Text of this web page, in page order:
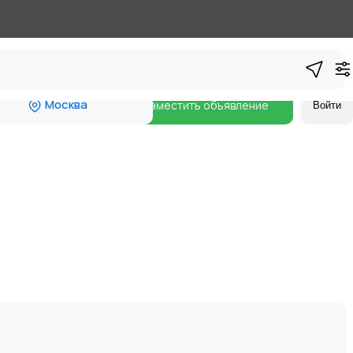
Москва Разместить объявление Войти